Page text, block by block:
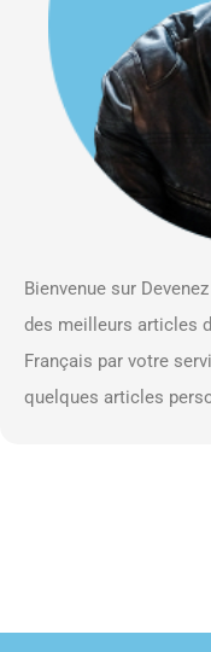
Bienvenue sur
des meilleurs articles
Français par votre
quelques articles